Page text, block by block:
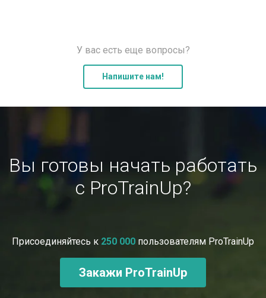
У вас есть еще вопросы?
Напишите нам!
Вы готовы начать работать
с ProTrainUp?
Присоединяйтесь к 250 000 пользователям ProTrainUp
Закажи ProTrainUp